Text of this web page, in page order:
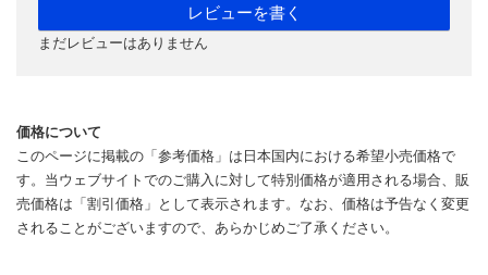
レビューを書く
まだレビューはありません
価格について
このページに掲載の「参考価格」は日本国内における希望小売価格で
す。当ウェブサイトでのご購入に対して特別価格が適用される場合、販
売価格は「割引価格」として表示されます。なお、価格は予告なく変更
されることがございますので、あらかじめご了承ください。